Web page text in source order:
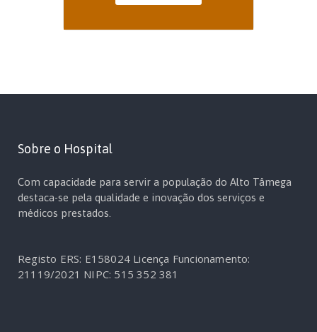
Sobre o Hospital
Com capacidade para servir a população do Alto Tâmega
destaca-se pela qualidade e inovação dos serviços e
médicos prestados.
Registo ERS: E158024 Licença Funcionamento:
21119/2021 NIPC: 515 352 381